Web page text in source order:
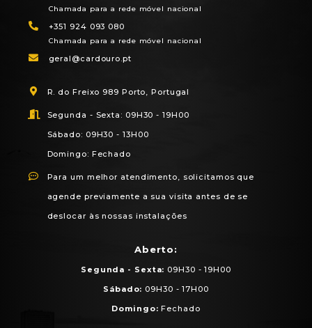
Chamada para a rede móvel nacional
+351 924 093 080
Chamada para a rede móvel nacional
geral@cardouro.pt
R. do Freixo 989 Porto, Portugal
Segunda - Sexta: 09H30 - 19H00
Sábado: 09H30 - 13H00
Domingo: Fechado
Para um melhor atendimento, solicitamos que
agende previamente a sua visita antes de se
deslocar às nossas instalações
Aberto:
Segunda - Sexta: 09H30 - 19H00
Sábado: 09H30 - 17H00
Domingo: Fechado